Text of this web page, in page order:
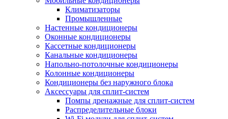
Климатизаторы
Промышленные
Настенные кондиционеры
Оконные кондиционеры
Кассетные кондиционеры
Канальные кондиционеры
Напольно-потолочные кондиционеры
Колонные кондиционеры
Кондиционеры без наружного блока
Аксессуары для сплит-систем
Помпы дренажные для сплит-систем
Распределительные блоки